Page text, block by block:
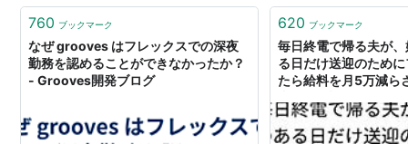
760 ブックマーク
なぜ grooves はフレックスでの深夜
勤務を認めることができなかったか？
- Grooves開発ブログ
620 ブックマーク
毎日終電で帰る夫が
る日だけ送迎のため
たら給料を月5万減ら